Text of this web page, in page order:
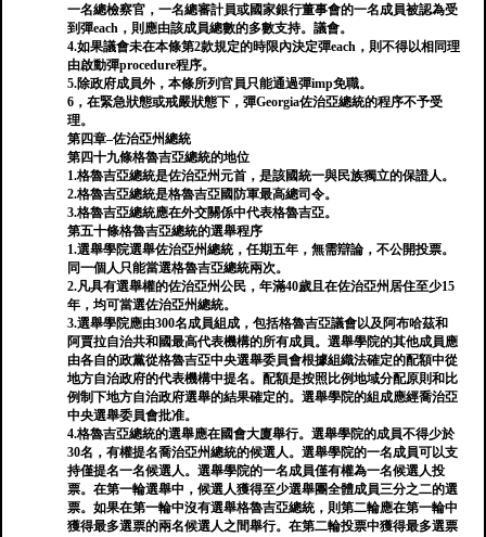
一名總檢察官，一名總審計員或國家銀行董事會的一名成員被認為受
到彈each，則應由該成員總數的多數支持。議會。
4.如果議會未在本條第2款規定的時限內決定彈each，則不得以相同理
由啟動彈procedure程序。
5.除政府成員外，本條所列官員只能通過彈imp免職。
6，在緊急狀態或戒嚴狀態下，彈Georgia佐治亞總統的程序不予受
理。
第四章–佐治亞州總統
第四十九條格魯吉亞總統的地位
1.格魯吉亞總統是佐治亞州元首，是該國統一與民族獨立的保證人。
2.格魯吉亞總統是格魯吉亞國防軍最高總司令。
3.格魯吉亞總統應在外交關係中代表格魯吉亞。
第五十條格魯吉亞總統的選舉程序
1.選舉學院選舉佐治亞州總統，任期五年，無需辯論，不公開投票。
同一個人只能當選格魯吉亞總統兩次。
2.凡具有選舉權的佐治亞州公民，年滿40歲且在佐治亞州居住至少15
年，均可當選佐治亞州總統。
3.選舉學院應由300名成員組成，包括格魯吉亞議會以及阿布哈茲和
阿賈拉自治共和國最高代表機構的所有成員。選舉學院的其他成員應
由各自的政黨從格魯吉亞中央選舉委員會根據組織法確定的配額中從
地方自治政府的代表機構中提名。配額是按照比例地域分配原則和比
例制下地方自治政府選舉的結果確定的。選舉學院的組成應經喬治亞
中央選舉委員會批准。
4.格魯吉亞總統的選舉應在國會大廈舉行。選舉學院的成員不得少於
30名，有權提名喬治亞州總統的候選人。選舉學院的一名成員可以支
持僅提名一名候選人。選舉學院的一名成員僅有權為一名候選人投
票。在第一輪選舉中，候選人獲得至少選舉團全體成員三分之二的選
票。如果在第一輪中沒有選舉格魯吉亞總統，則第二輪應在第一輪中
獲得最多選票的兩名候選人之間舉行。在第二輪投票中獲得最多選票